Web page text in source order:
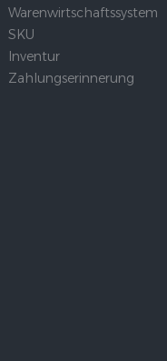
Warenwirtschaftssystem
SKU
Inventur
Zahlungserinnerung